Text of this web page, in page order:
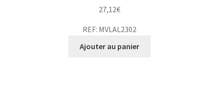
27,12€
REF: MVLAL2302
Ajouter au panier